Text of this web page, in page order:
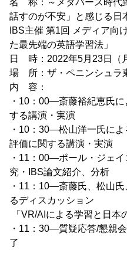
話すのが不安」と感じる日
IBS主催 第1回 メディア向
た最先端の英語学習法」
日 時：2022年5月23日（
場 所：ザ・ペニンシュラ
内 容：
・10：00―斎藤裕紀恵氏
する講演・実演
・10：30―松山洋一氏に
評価に関する講演・実演
・11：00―ポール・ジェ
究・IBS論文紹介、分析
・11：10―斎藤氏、松山
るディスカッション
「VR/AIによる学習と日本
・11：30―質疑応答/懇
了